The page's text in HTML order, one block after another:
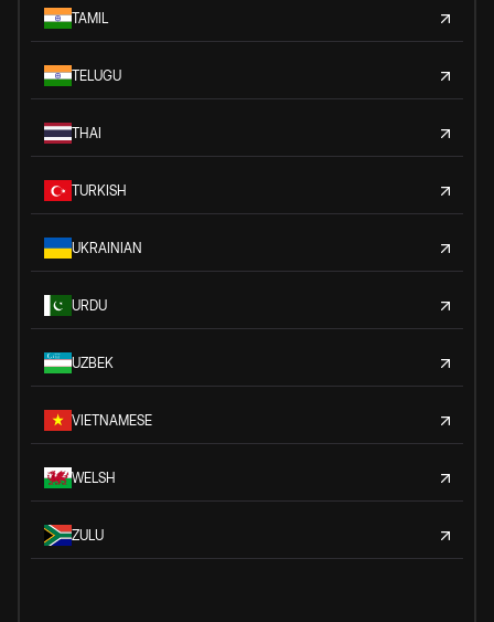
TAMIL
TELUGU
THAI
TURKISH
UKRAINIAN
URDU
UZBEK
VIETNAMESE
WELSH
ZULU